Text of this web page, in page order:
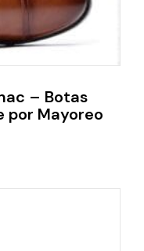
– Botas
por Mayoreo